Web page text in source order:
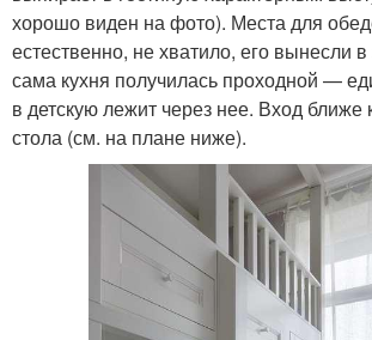
хорошо виден на фото). Места для
естественно, не хватило, его вынесли
сама кухня получилась проходной —
в детскую лежит через нее. Вход ближе
стола (см. на плане ниже).